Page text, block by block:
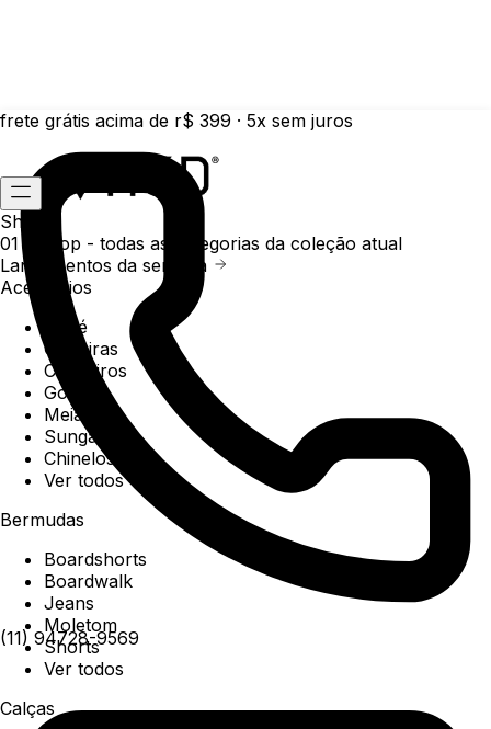
frete grátis acima de r$ 399 · 5x sem juros
(11) 94728-9569
Shop
01 /
Shop - todas as categorias da coleção atual
Lançamentos da semana
Acessórios
Boné
Carteiras
Chaveiros
Gorros
Meias
Sunga
Chinelos
Ver todos
Bermudas
Boardshorts
Boardwalk
Jeans
Moletom
Shorts
Ver todos
Calças